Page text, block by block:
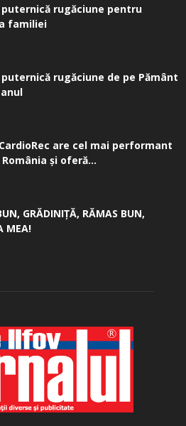
puternică rugăciune pentru
familiei
puternică rugăciune de pe Pământ
are cel mai performant
România și oferă...
GRĂDINIŢĂ, ­RĂMAS BUN,
MEA!